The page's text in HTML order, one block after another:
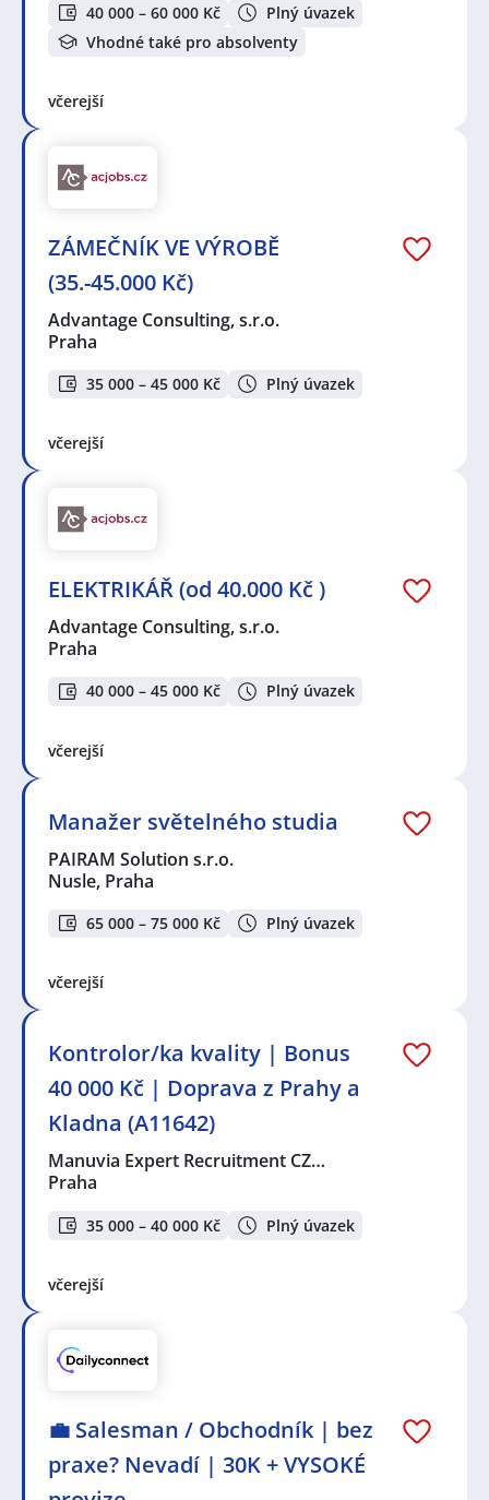
40 000 – 60 000 Kč
Plný úvazek
Vhodné také pro absolventy
včerejší
ZÁMEČNÍK VE VÝROBĚ
(35.-45.000 Kč)
Advantage Consulting, s.r.o.
Praha
35 000 – 45 000 Kč Plný úvazek
včerejší
ELEKTRIKÁŘ (od 40.000 Kč )
Advantage Consulting, s.r.o.
Praha
40 000 – 45 000 Kč Plný úvazek
včerejší
Manažer světelného studia
PAIRAM Solution s.r.o.
Nusle, Praha
65 000 – 75 000 Kč Plný úvazek
včerejší
Kontrolor/ka kvality | Bonus
40 000 Kč | Doprava z Prahy a
Kladna (A11642)
Manuvia Expert Recruitment CZ…
Praha
35 000 – 40 000 Kč Plný úvazek
včerejší
💼 Salesman / Obchodník | bez
praxe? Nevadí | 30K + VYSOKÉ